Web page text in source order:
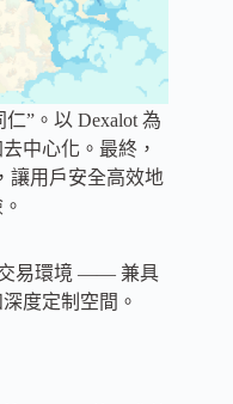
”。以 Dexalot 為
中心化。最終，
讓用戶安全高效地
交易環境 —— 兼具
度定制空間。